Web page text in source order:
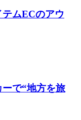
ムECのアウ
で“地方を旅